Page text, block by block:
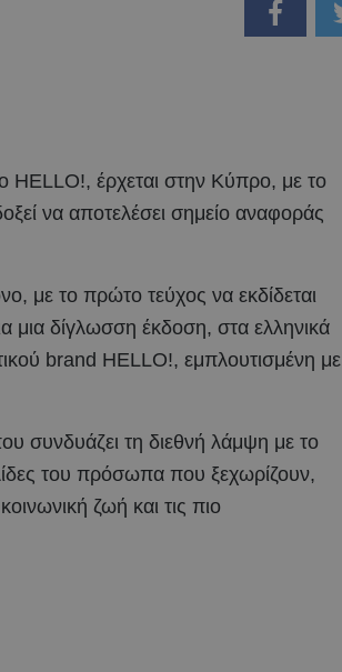
HELLO!, έρχεται στην Κύπρο, με το
να αποτελέσει σημείο αναφοράς
με το πρώτο τεύχος να εκδίδεται
μια δίγλωσση έκδοση, στα ελληνικά
brand HELLO!, εμπλουτισμένη με
συνδυάζει τη διεθνή λάμψη με το
του πρόσωπα που ξεχωρίζουν,
ζωή και τις πιο